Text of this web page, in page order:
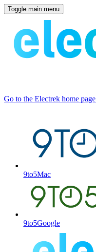
Toggle main menu
Go to the Electrek home page
9to5Mac
9to5Google